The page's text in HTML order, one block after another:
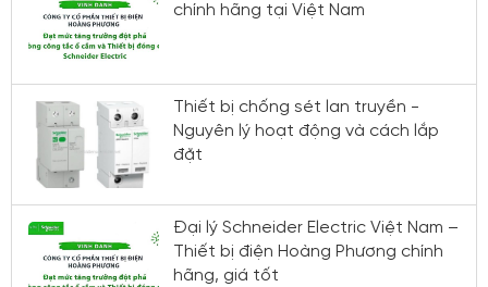
chính hãng tại Việt Nam
Thiết bị chống sét lan truyền -
Nguyên lý hoạt động và cách lắp
đặt
Đại lý Schneider Electric Việt Nam –
Thiết bị điện Hoàng Phương chính
hãng, giá tốt